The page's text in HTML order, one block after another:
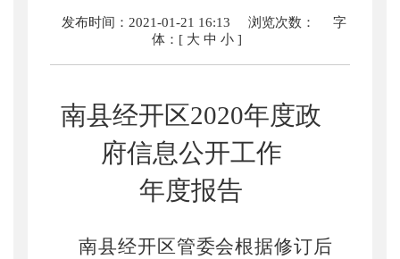
发布时间：2021-01-21 16:13 浏览次数：
字
体：[ 大 中 小]
南县经开区2020年度政
府信息公开工作
年度报告
南县经开区管委会根据修订后